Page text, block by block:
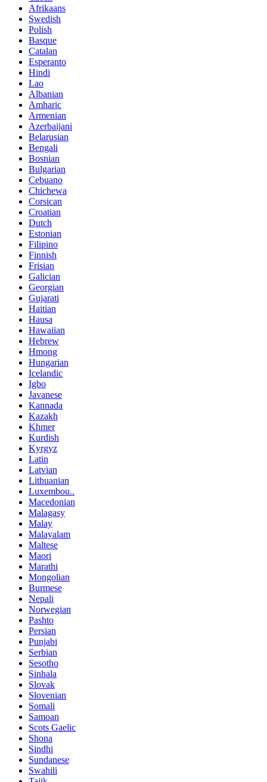
Afrikaans
Swedish
Polish
Basque
Catalan
Esperanto
Hindi
Lao
Albanian
Amharic
Armenian
Azerbaijani
Belarusian
Bengali
Bosnian
Bulgarian
Cebuano
Chichewa
Corsican
Croatian
Dutch
Estonian
Filipino
Finnish
Frisian
Galician
Georgian
Gujarati
Haitian
Hausa
Hawaiian
Hebrew
Hmong
Hungarian
Icelandic
Igbo
Javanese
Kannada
Kazakh
Khmer
Kurdish
Kyrgyz
Latin
Latvian
Lithuanian
Luxembou..
Macedonian
Malagasy
Malay
Malayalam
Maltese
Maori
Marathi
Mongolian
Burmese
Nepali
Norwegian
Pashto
Persian
Punjabi
Serbian
Sesotho
Sinhala
Slovak
Slovenian
Somali
Samoan
Scots Gaelic
Shona
Sindhi
Sundanese
Swahili